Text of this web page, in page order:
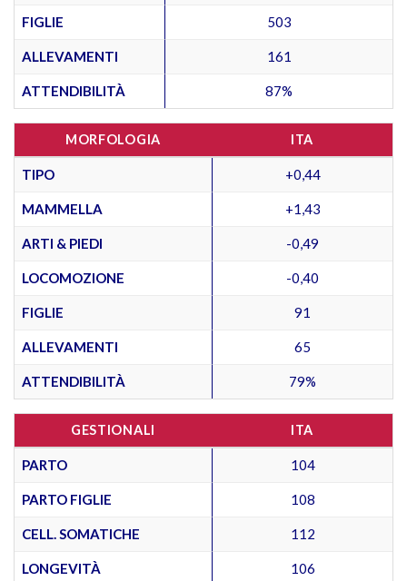
FIGLIE 503
ALLEVAMENTI 161
ATTENDIBILITÀ 87%
MORFOLOGIA ITA
TIPO +0,44
MAMMELLA +1,43
ARTI & PIEDI -0,49
LOCOMOZIONE -0,40
FIGLIE 91
ALLEVAMENTI 65
ATTENDIBILITÀ 79%
GESTIONALI ITA
PARTO 104
PARTO FIGLIE 108
CELL. SOMATICHE 112
LONGEVITÀ 106